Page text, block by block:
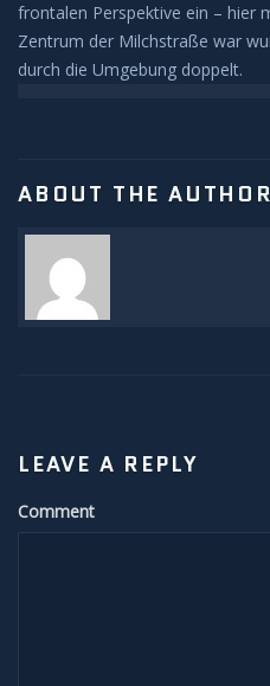
Zodiakallicht
Milchstraße
Weißlicht
H-Alpha
Jupiter
Mars
frontalen Perspektive ein – hier
Zentrum der Milchstraße war
durch die Umgebung doppelt.
ABOUT THE
LEAVE A REPLY
Comment